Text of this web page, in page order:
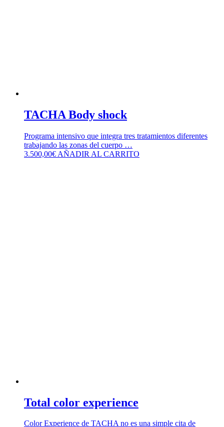
TACHA Body shock
Programa intensivo que integra tres tratamientos diferentes
trabajando las zonas del cuerpo …
3.500,00€ AÑADIR AL CARRITO
Total color experience
Color Experience de TACHA no es una simple cita de